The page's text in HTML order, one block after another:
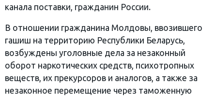
канала поставки, гражданин России.
В отношении гражданина Молдовы, ввозившего
гашиш на территорию Республики Беларусь,
возбуждены уголовные дела за незаконный
оборот наркотических средств, психотропных
веществ, их прекурсоров и аналогов, а также за
незаконное перемещение через таможенную